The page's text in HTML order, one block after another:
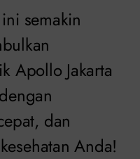
semakin
Apollo Jakarta
dan
Anda!